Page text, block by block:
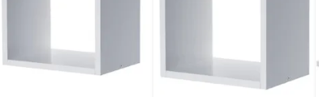
otras repisas y entrepaños para optimizar el espacio de
te ofrecen una gran variedad de tamaños y estilos para
aportan un toque moderno y resistente. Encuentra la
y con estilo.